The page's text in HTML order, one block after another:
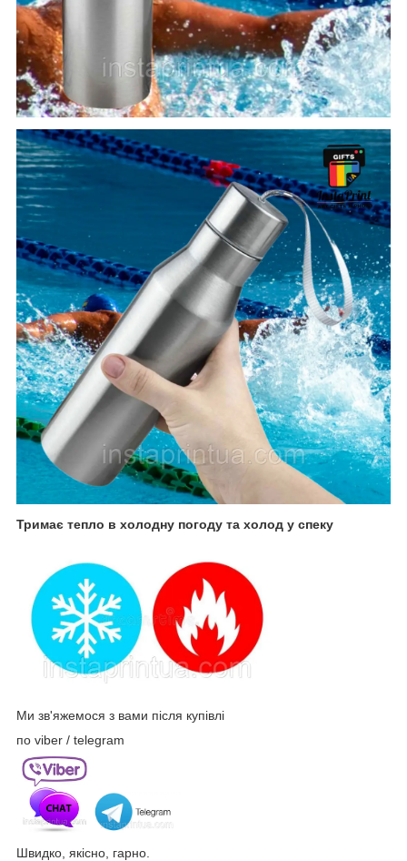
Тримає тепло в холодну погоду та холод у спеку
Ми зв'яжемося з вами після купівлі
по viber / telegram
Швидко, якісно, гарно.